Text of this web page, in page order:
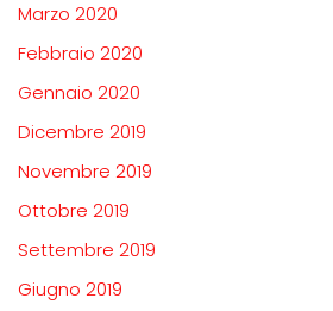
Marzo 2020
Febbraio 2020
Gennaio 2020
Dicembre 2019
Novembre 2019
Ottobre 2019
Settembre 2019
Giugno 2019